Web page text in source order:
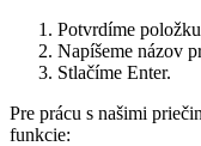
Potvrdíme
Napíšeme názov
Stlačíme Enter.
Pre prácu s našimi
funkcie: